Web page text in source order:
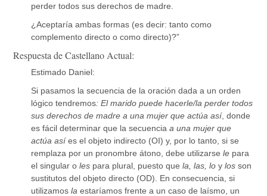
perder todos sus derechos de madre.
¿Aceptaría ambas formas (es decir: tanto como
complemento directo o como directo)?”
Respuesta de Castellano Actual:
Estimado Daniel:
Si pasamos la secuencia de la oración dada a un orden
lógico tendremos: El marido puede hacerle/la perder todos
sus derechos de madre a una mujer que actúa así, donde
es fácil determinar que la secuenciaa una mujer que
actúa asíes el objeto indirecto (OI) y, por lo tanto, si se
remplaza por un pronombre átono, debe utilizarsele para
el singular oles para plural, puesto quela, las, lo ylos son
sustitutos del objeto directo (OD). En consecuencia, si
utilizamosla estaríamos frente a un caso de laísmo, un